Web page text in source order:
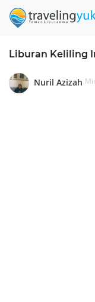
Liburan Keliling
Nuril Azizah